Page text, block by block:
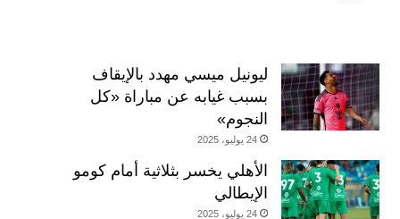
ليونيل ميسي مهدد بالإيقاف
بسبب غيابه عن مباراة «كل
النجوم»
24 يوليو، 2025
الأهلي يخسر بثلاثية أمام كومو
الإيطالي
24 يوليو، 2025